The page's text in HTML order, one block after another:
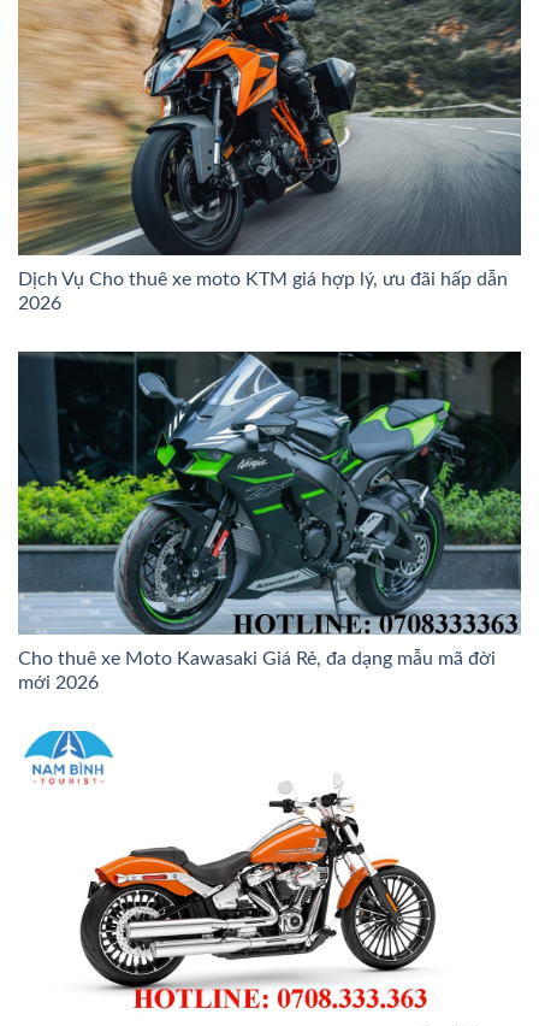
Dịch Vụ Cho thuê xe moto KTM giá hợp lý, ưu đãi hấp dẫn
2026
Cho thuê xe Moto Kawasaki Giá Rẻ, đa dạng mẫu mã đời
mới 2026